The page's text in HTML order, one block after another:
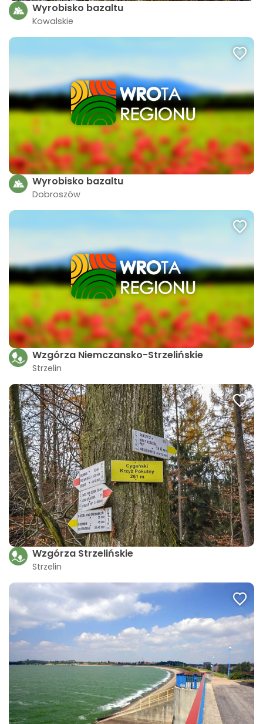
Wyrobisko bazaltu
Kowalskie
Wyrobisko bazaltu
Dobroszów
Wzgórza Niemczansko-Strzelińskie
Strzelin
Wzgórza Strzelińskie
Strzelin